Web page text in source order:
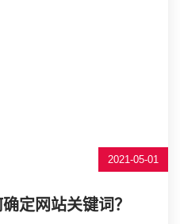
2021-05-01
定网站关键词？